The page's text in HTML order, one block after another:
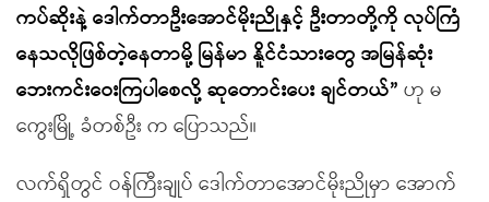
ကပ်ဆိုးနဲ့ ဒေါက်တာဦးအောင်မိုးညိုနှင့် ဦးတာတို့ကို လုပ်ကြံ
နေသလိုဖြစ်တဲ့နေတာမို့ မြန်မာ နိူင်ငံသားတွေ အမြန်ဆုံး
ဘေးကင်းဝေးကြပါစေလို့ ဆုတောင်းပေး ချင်တယ်” ဟု မ
ကွေးမြို့ ခံတစ်ဦး က ပြောသည်။
လက်ရှိတွင် ဝန်ကြီးချုပ် ဒေါက်တာအောင်မိုးညိုမှာ အောက်